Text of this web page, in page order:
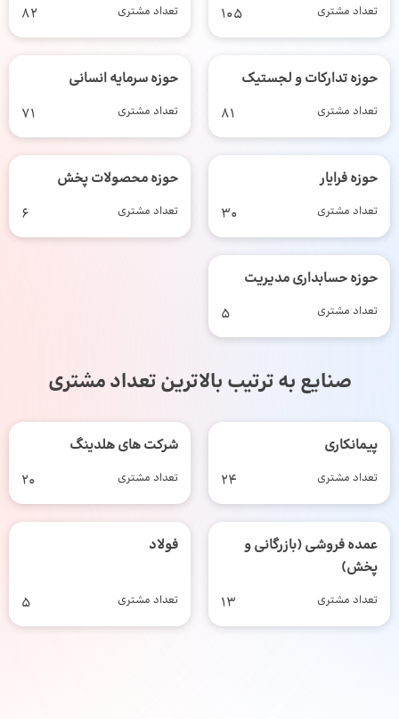
تعداد مشتری 105 تعداد مشتری 82
حوزه تدارکات و لجستیک
تعداد مشتری 81
حوزه سرمایه انسانی
تعداد مشتری 71
حوزه فرایار
تعداد مشتری 30
حوزه محصولات پخش
تعداد مشتری 6
حوزه حسابداری مدیریت
تعداد مشتری 5
صنایع به ترتیب بالاترین تعداد مشتری
پیمانکاری
تعداد مشتری 24
شرکت های هلدینگ
تعداد مشتری 20
عمده فروشی (بازرگانی و
پخش)
تعداد مشتری 13
فولاد
تعداد مشتری 5